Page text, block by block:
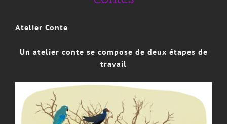
Atelier Conte
Un atelier conte se compose de deux étapes de
travail